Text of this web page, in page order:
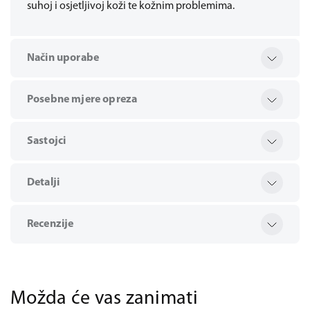
suhoj i osjetljivoj koži te kožnim problemima.
Način uporabe
Posebne mjere opreza
Sastojci
Detalji
Recenzije
Možda će vas zanimati